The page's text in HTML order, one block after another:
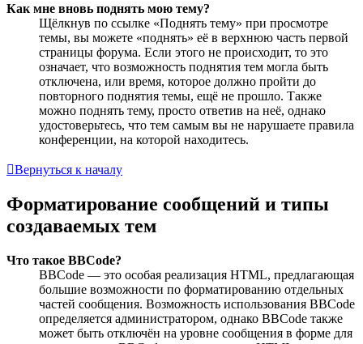
Как мне вновь поднять мою тему?
Щёлкнув по ссылке «Поднять тему» при просмотре
темы, вы можете «поднять» её в верхнюю часть первой
страницы форума. Если этого не происходит, то это
означает, что возможность поднятия тем могла быть
отключена, или время, которое должно пройти до
повторного поднятия темы, ещё не прошло. Также
можно поднять тему, просто ответив на неё, однако
удостоверьтесь, что тем самым вы не нарушаете правила
конференции, на которой находитесь.
Вернуться к началу
Форматирование сообщений и типы
создаваемых тем
Что такое BBCode?
BBCode — это особая реализация HTML, предлагающая
большие возможности по форматированию отдельных
частей сообщения. Возможность использования BBCode
определяется администратором, однако BBCode также
может быть отключён на уровне сообщения в форме для